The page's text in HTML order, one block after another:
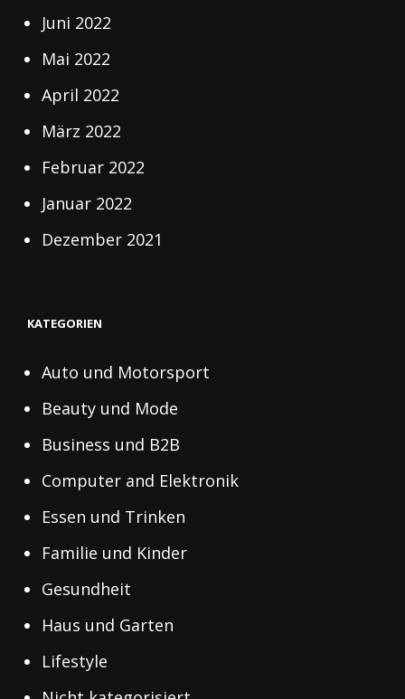
Juni 2022
Mai 2022
April 2022
März 2022
Februar 2022
Januar 2022
Dezember 2021
KATEGORIEN
Auto und Motorsport
Beauty und Mode
Business und B2B
Computer and Elektronik
Essen und Trinken
Familie und Kinder
Gesundheit
Haus und Garten
Lifestyle